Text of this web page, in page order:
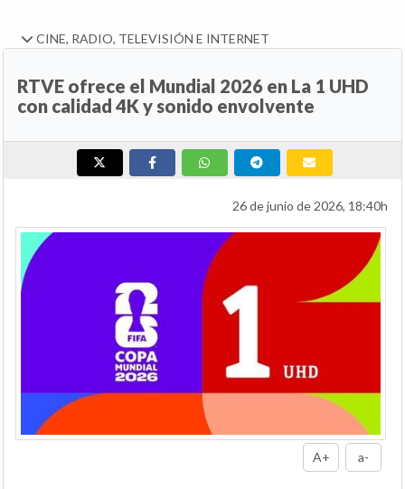
CINE, RADIO, TELEVISIÓN E INTERNET
RTVE ofrece el Mundial 2026 en La 1 UHD
con calidad 4K y sonido envolvente
26 de junio de 2026, 18:40h
A+ a-